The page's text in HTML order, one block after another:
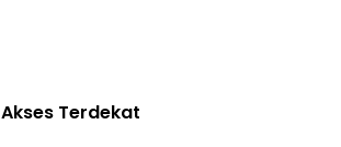
Akses Terdekat